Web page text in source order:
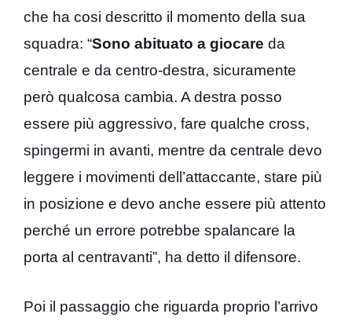
che ha cosi descritto il momento della sua
squadra: “Sono abituato a giocare da
centrale e da centro-destra, sicuramente
però qualcosa cambia. A destra posso
essere più aggressivo, fare qualche cross,
spingermi in avanti, mentre da centrale devo
leggere i movimenti dell’attaccante, stare più
in posizione e devo anche essere più attento
perché un errore potrebbe spalancare la
porta al centravanti”, ha detto il difensore.
Poi il passaggio che riguarda proprio l’arrivo